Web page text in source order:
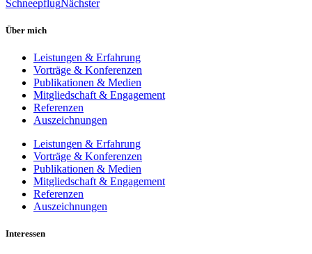
SchneepflugNächster
Über mich
Leistungen & Erfahrung
Vorträge & Konferenzen
Publikationen & Medien
Mitgliedschaft & Engagement
Referenzen
Auszeichnungen
Leistungen & Erfahrung
Vorträge & Konferenzen
Publikationen & Medien
Mitgliedschaft & Engagement
Referenzen
Auszeichnungen
Interessen